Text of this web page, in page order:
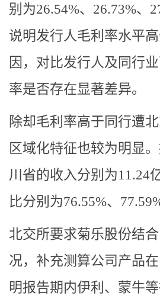
别为26.54%、26.73%、
说明发行人毛利率水平
因，对比发行人及同行
率是否存在显著差异。
除却毛利率高于同行遭
区域化特征也较为明显
川省的收入分别为11.24
比分别为76.55%、
北交所要求菊乐股份结
况，补充测算公司产品
明报告期内伊利、蒙牛